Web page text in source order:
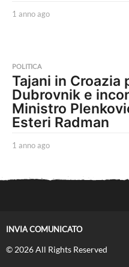
1 anno ago
o
POLITICA
Tajani in Croazia
Dubrovnik e
Ministro
Esteri Radman
1 anno ago
n
o
INVIA COMUNICATO
© 2026 All Rights Reserved